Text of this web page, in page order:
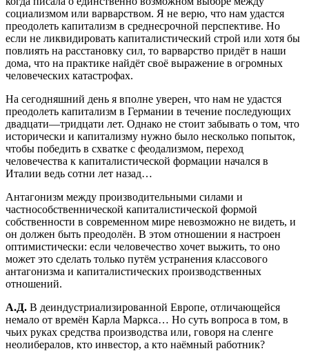
социализмом или варварством. Я не верю, что нам удастся
преодолеть капитализм в среднесрочной перспективе. Но
если не ликвидировать капиталистический строй или хотя бы
повлиять на расстановку сил, то варварство придёт в наши
дома, что на практике найдёт своё выражение в огромных
человеческих катастрофах.
На сегодняшний день я вполне уверен, что нам не удастся
преодолеть капитализм в Германии в течение последующих
двадцати—тридцати лет. Однако не стоит забывать о том, что
исторически и капитализму нужно было несколько попыток,
чтобы победить в схватке с феодализмом, переход
человечества к капиталистической формации начался в
Италии ведь сотни лет назад…
Антагонизм между производительными силами и
частнособственнической капиталистической формой
собственности в современном мире невозможно не видеть, и
он должен быть преодолён. В этом отношении я настроен
оптимистически: если человечество хочет выжить, то оно
может это сделать только путём устранения классового
антагонизма и капиталистических производственных
отношений.
А.Д. В деиндустриализированной Европе, отличающейся
немало от времён Карла Маркса… Но суть вопроса в том, в
чьих руках средства производства или, говоря на сленге
неолибералов, кто инвестор, а кто наёмный работник?